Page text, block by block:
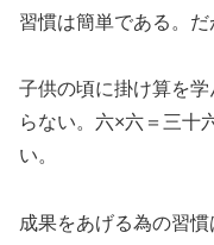
習慣は簡単である。だ
子供の頃に掛け算を
らない。六×六＝三十
い。
成果をあげる為の習